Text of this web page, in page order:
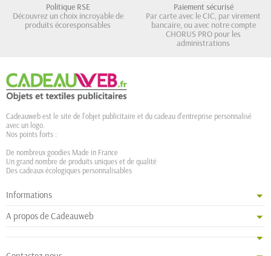
Politique RSE
Découvrez un choix incroyable de
produits écoresponsables
Paiement sécurisé
Par carte avec le CIC, par virement
bancaire, ou avec notre compte
CHORUS PRO pour les
administrations
Cadeauweb est le site de l'objet publicitaire et du cadeau d'entreprise personnalisé
avec un logo.
Nos points forts :
De nombreux goodies Made in France
Un grand nombre de produits uniques et de qualité
Des cadeaux écologiques personnalisables
Informations
A propos de Cadeauweb